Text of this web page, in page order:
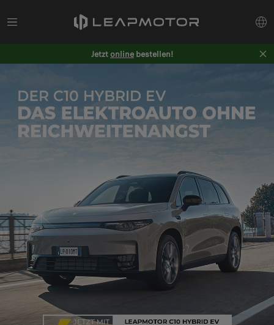
Jetzt online bestellen!